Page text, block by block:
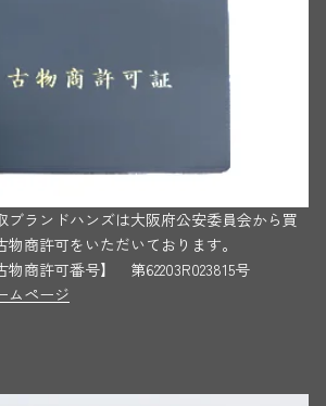
ブランドハンズは大阪府公安委員会から買
商許可をいただいております。
物商許可番号】 第62203R023815号
ムページ